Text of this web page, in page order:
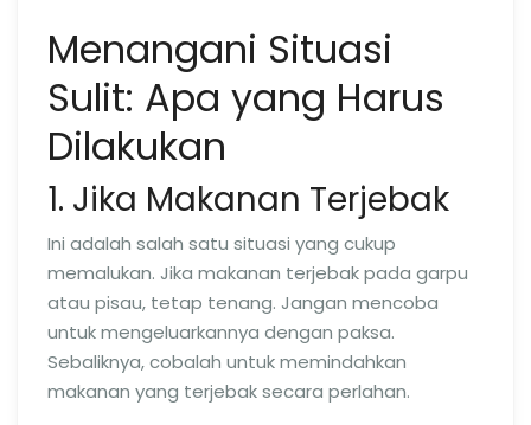
Menangani Situasi
Sulit: Apa yang Harus
Dilakukan
1. Jika Makanan Terjebak
Ini adalah salah satu situasi yang cukup
memalukan. Jika makanan terjebak pada garpu
atau pisau, tetap tenang. Jangan mencoba
untuk mengeluarkannya dengan paksa.
Sebaliknya, cobalah untuk memindahkan
makanan yang terjebak secara perlahan.